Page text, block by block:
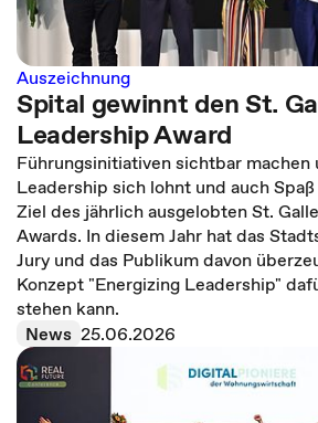
Auszeichnung
Spital gewinnt den St.
Leadership Award
Führungsinitiativen sichtbar machen
Leadership sich lohnt und auch
Ziel des jährlich ausgelobten St.
Awards. In diesem Jahr hat das
Jury und das Publikum davon
Konzept "Energizing Leadership"
stehen kann.
News 25.06.2026